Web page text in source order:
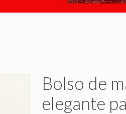
Bolso de
elegante